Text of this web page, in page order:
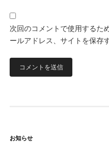
次回のコメントで使用するた
ールアドレス、サイトを保存す
お知らせ